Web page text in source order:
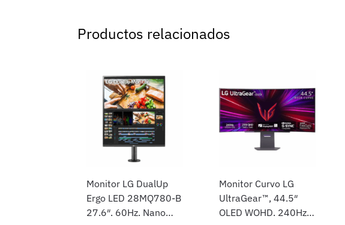
Productos relacionados
Monitor LG DualUp
Ergo LED 28MQ780-B
27.6″, 60Hz, Nano
Monitor Curvo LG
UltraGear™, 44.5″
OLED WQHD, 240Hz,